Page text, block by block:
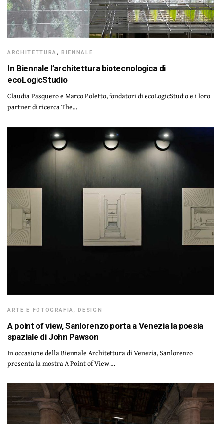
ARCHITETTURA,BIENNALE
In Biennale l’architettura biotecnologica di
ecoLogicStudio
Claudia Pasquero e Marco Poletto, fondatori di ecoLogicStudio e i loro
partner di ricerca The…
ARTE E FOTOGRAFIA,DESIGN
A point of view, Sanlorenzo porta a Venezia la poesia
spaziale di John Pawson
In occasione della Biennale Architettura di Venezia, Sanlorenzo
presenta la mostra A Point of View:…